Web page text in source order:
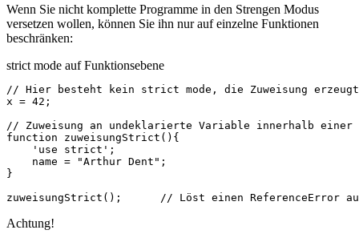
Wenn Sie nicht komplette Programme in den Strengen Modus
versetzen wollen, können Sie ihn nur auf einzelne Funktionen
beschränken:
strict mode auf Funktionsebene
// Hier besteht kein strict mode, die Zuweisung
x = 42 ;
// Zuweisung an undeklarierte Variable innerhalb einer
function
zuweisungStrict (){
'use strict' ;
name = "Arthur Dent" ;
}
zuweisungStrict (); // Löst einen ReferenceError
Achtung!